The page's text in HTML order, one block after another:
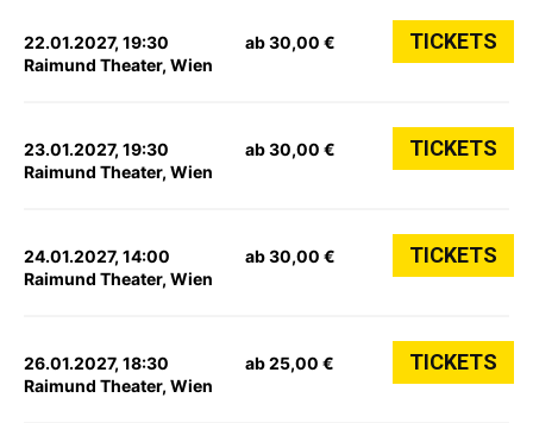
22.01.2027, 19:30
Raimund Theater, Wien
ab 30,00 € TICKETS
23.01.2027, 19:30
Raimund Theater, Wien
ab 30,00 € TICKETS
24.01.2027, 14:00
Raimund Theater, Wien
ab 30,00 € TICKETS
26.01.2027, 18:30
Raimund Theater, Wien
ab 25,00 € TICKETS